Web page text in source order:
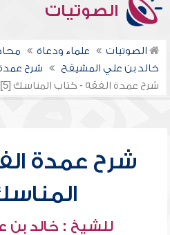
الصوتيات
الصوتيات علماء ودعاة
خالد بن علي المشيقح
شرح
شرح عمدة الفقه - كتاب المناسك [5]
شرح عمدة
للشيخ : خالد بن